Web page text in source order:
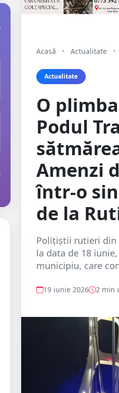
Acasă • Actualitate •
Actualitate
O
Podul
Amenzi
într-o
de la
Polițiștii rutieri din
la data de 18
municipiu, care
19 iunie 2026 2 min